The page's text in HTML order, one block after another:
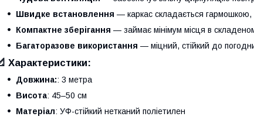
Швидке встановлення — каркас складається гармошкою,
Компактне зберігання — займає мінімум місця в
Багаторазове використання — міцний, стійкий до
Характеристики:
Довжина:: 3 метра
Висота: 45–50 см
Матеріал: УФ-стійкий нетканий поліетилен